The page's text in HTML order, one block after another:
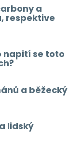
a
respektive
napití se toto
a běžecký
lidský